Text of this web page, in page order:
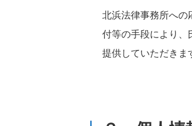
北浜法律事務所への
付等の手段により、
提供していただきま